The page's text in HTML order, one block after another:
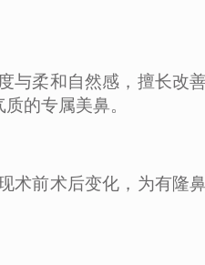
柔和自然感，擅长改
的专属美鼻。
术前术后变化，为有隆